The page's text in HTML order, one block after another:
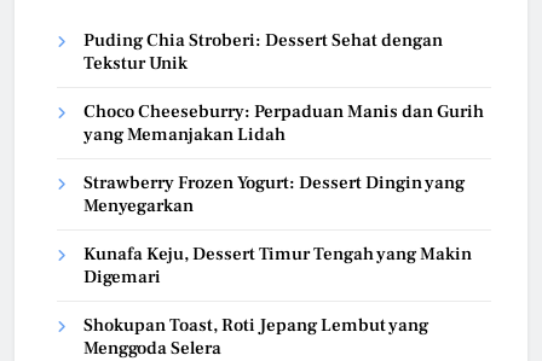
Puding Chia Stroberi: Dessert Sehat dengan
Tekstur Unik
Choco Cheeseburry: Perpaduan Manis dan Gurih
yang Memanjakan Lidah
Strawberry Frozen Yogurt: Dessert Dingin yang
Menyegarkan
Kunafa Keju, Dessert Timur Tengah yang Makin
Digemari
Shokupan Toast, Roti Jepang Lembut yang
Menggoda Selera